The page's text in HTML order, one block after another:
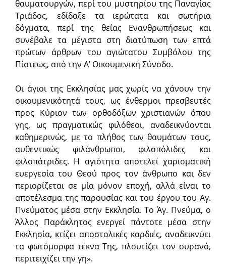
θαυματουργών, περί του μυστηρίου της Παναγίας
Τριάδος, εδίδαξε τα ιερώτατα και σωτήρια
δόγματα, περί της θείας Ενανθρωπήσεως και
συνέβαλε τα μέγιστα στη διατύπωση των επτά
πρώτων άρθρων του αγιώτατου Συμβόλου της
Πίστεως, από την Α’ Οικουμενική Σύνοδο.
Οι άγιοι της Εκκλησίας μας χωρίς να χάνουν την
οικουμενικότητά τους, ως ένθερμοι πρεσβευτές
προς Κύριον των ορθοδόξων χριστιανών όπου
γης, ως πραγματικώς φιλόθεοι, αναδεικνύονται
καθημερινώς, με το πλήθος των θαυμάτων τους,
αυθεντικώς φιλάνθρωποι, φιλοπόλιδες και
φιλοπάτριδες. Η αγιότητα αποτελεί χαρισματική
ευεργεσία του Θεού προς τον άνθρωπο και δεν
περιορίζεται σε μία μόνον εποχή, αλλά είναι το
αποτέλεσμα της παρουσίας και του έργου του Αγ.
Πνεύματος μέσα στην Εκκλησία. Το Άγ. Πνεύμα, ο
Άλλος Παράκλητος ενεργεί πάντοτε μέσα στην
Εκκλησία, κτίζει αποστολικές καρδιές, αναδεικνύει
τα φωτόμορφα τέκνα Της, πλουτίζει τον ουρανό,
περιτειχίζει την γη».